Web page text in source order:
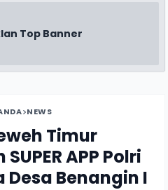
Top Banner
NEWS
Timur
APP Polri
Benangin I